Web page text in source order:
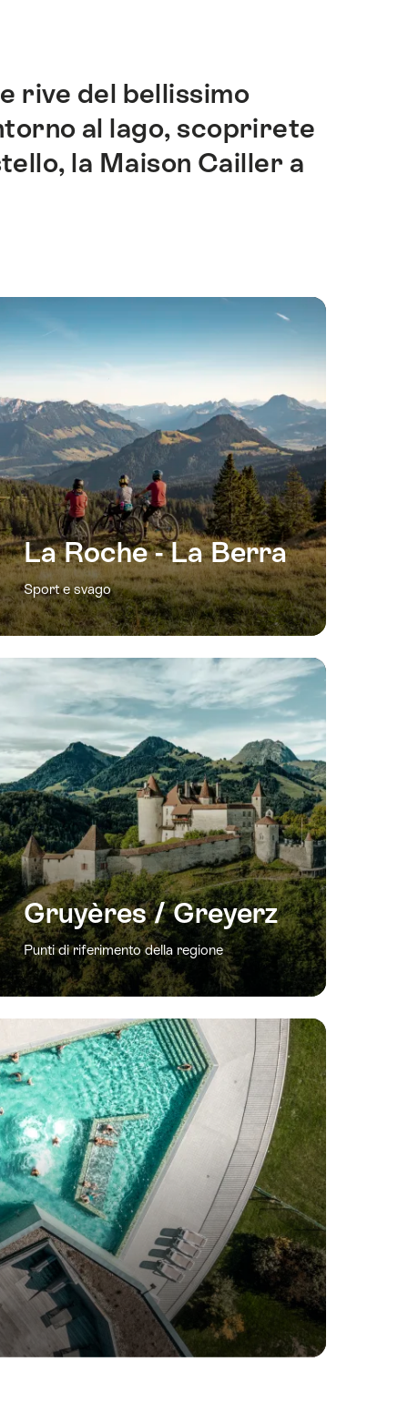
rive del bellissimo
al lago, scoprirete
la Maison Cailler a
La Roche - La Berra
Sport e svago
Gruyères / Greyerz
Punti di riferimento della regione